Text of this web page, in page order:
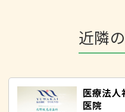
近隣
医療法人
医院